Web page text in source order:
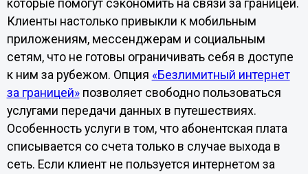
которые помогут сэкономить на связи за границей.
Клиенты настолько привыкли к мобильным
приложениям, мессенджерам и социальным
сетям, что не готовы ограничивать себя в доступе
к ним за рубежом. Опция «Безлимитный интернет
за границей»позволяет свободно пользоваться
услугами передачи данных в путешествиях.
Особенность услуги в том, что абонентская плата
списывается со счета только в случае выхода в
сеть. Если клиент не пользуется интернетом за